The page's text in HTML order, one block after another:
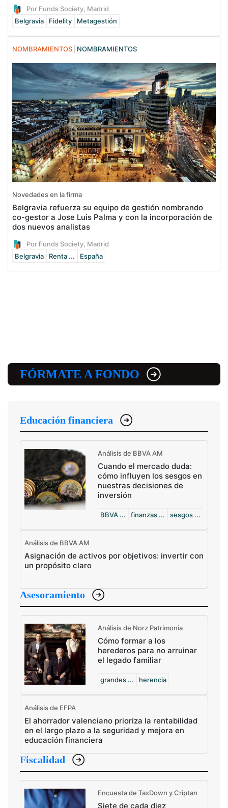
Por Funds Society, Madrid
Belgravia
Fidelity Metagestión
NOMBRAMIENTOS NOMBRAMIENTOS
Novedades en la firma
Belgravia refuerza su equipo de gestión nombrando
co-gestor a Jose Luis Palma y con la incorporación de
dos nuevos analistas
Por Funds Society, Madrid
Belgravia
Renta ... España
FÓRMATE A FONDO
Educación financiera
Análisis de BBVA AM
Cuando el mercado duda:
cómo influyen los sesgos en
nuestras decisiones de
inversión
BBVA ... finanzas ... sesgos ...
Análisis de BBVA AM
Asignación de activos por objetivos: invertir con
un propósito claro
Asesoramiento
Análisis de Norz Patrimonia
Cómo formar a los
herederos para no arruinar
el legado familiar
grandes ... herencia
Análisis de EFPA
El ahorrador valenciano prioriza la rentabilidad
en el largo plazo a la seguridad y mejora en
educación financiera
Fiscalidad
Encuesta de TaxDown y Criptan
Siete de cada diez